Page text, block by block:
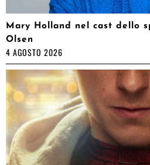
Mary Holland nel cast dello
Olsen
4 AGOSTO 2026